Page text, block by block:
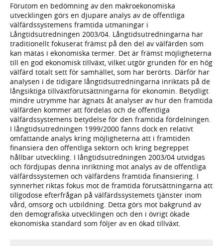
Förutom en bedömning av den makroekonomiska
utvecklingen görs en djupare analys av de offentliga
välfärdssystemens framtida utmaningar i
Långtidsutredningen 2003/04. Långtidsutredningarna har
traditionellt fokuserat främst på den del av välfärden som
kan mätas i ekonomiska termer. Det är främst möjligheterna
till en god ekonomisk tillväxt, vilket utgör grunden för en hög
välfärd totalt sett för samhället, som har berörts. Därför har
analysen i de tidigare långtidsutredningarna inriktats på de
långsiktiga tillväxtförutsättningarna för ekonomin. Betydligt
mindre utrymme har ägnats åt analyser av hur den framtida
välfärden kommer att fördelas och de offentliga
välfärdssystemens betydelse för den framtida fördelningen.
I långtidsutredningen 1999/2000 fanns dock en relativt
omfattande analys kring möjligheterna att i framtiden
finansiera den offentliga sektorn och kring begreppet
hållbar utveckling. I långtidsutredningen 2003/04 utvidgas
och fördjupas denna inriktning mot analys av de offentliga
välfärdssystemen och välfärdens framtida finansiering. I
synnerhet riktas fokus mot de framtida förutsättningarna att
tillgodose efterfrågan på välfärdssystemets tjänster inom
vård, omsorg och utbildning. Detta görs mot bakgrund av
den demografiska utvecklingen och den i övrigt ökade
ekonomiska standard som följer av en ökad tillväxt.